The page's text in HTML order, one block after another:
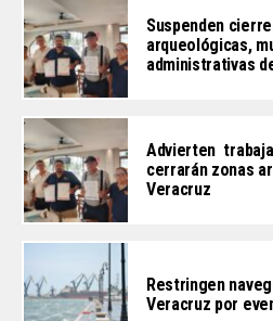
Suspenden
arqueológicas,
administrativas
Advierten
cerrarán zonas
Veracruz
Restringen
Veracruz por